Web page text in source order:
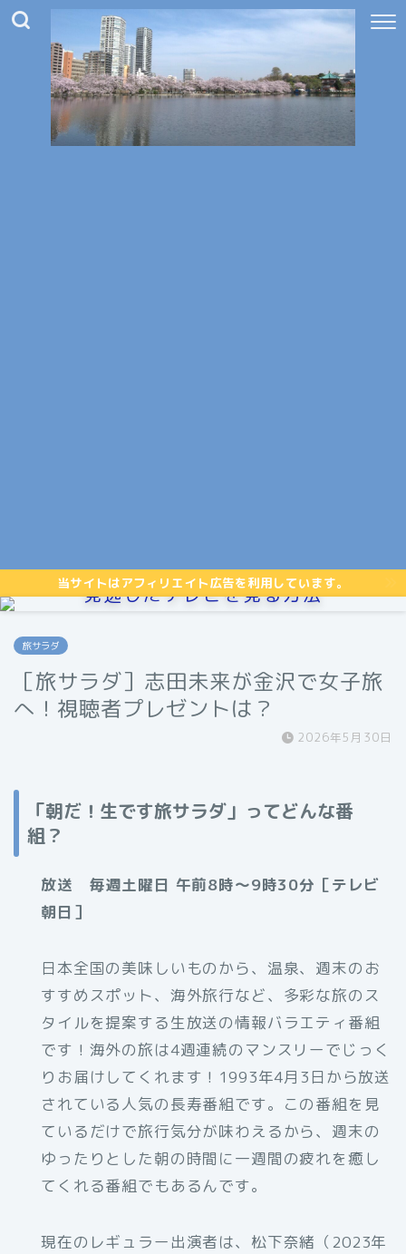
当サイトはアフィリエイト広告を利用しています。
見逃したテレビを見る方法
旅サラダ
［旅サラダ］志田未来が金沢で女子旅
へ！視聴者プレゼントは？
2026年5月30日
「朝だ！生です旅サラダ」ってどんな番
組？
放送 毎週土曜日 午前8時～9時30分［テレビ
朝日］
日本全国の美味しいものから、温泉、週末のお
すすめスポット、海外旅行など、多彩な旅のス
タイルを提案する生放送の情報バラエティ番組
です！海外の旅は4週連続のマンスリーでじっく
りお届けしてくれます！1993年4月3日から放送
されている人気の長寿番組です。この番組を見
ているだけで旅行気分が味わえるから、週末の
ゆったりとした朝の時間に一週間の疲れを癒し
てくれる番組でもあるんです。
現在のレギュラー出演者は、松下奈緒（2023年